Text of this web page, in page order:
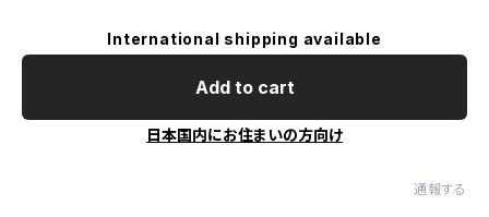
International shipping available
Add to cart
日本国内にお住まいの方向け
通報する